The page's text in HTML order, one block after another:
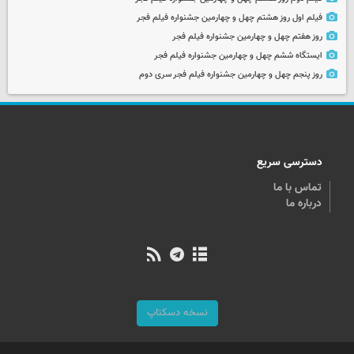
فیلم اول روز هشتم چهل و چهارمین جشنواره فیلم فجر
روز هفتم چهل و چهارمین جشنواره فیلم فجر
ایستگاه ششم چهل و چهارمین جشنواره فیلم فجر
روز پنجم چهل و چهارمین جشنواره فیلم فجر سری دوم
دسترسی سریع
تماس با ما
درباره ما
نسخه دسکتاپ